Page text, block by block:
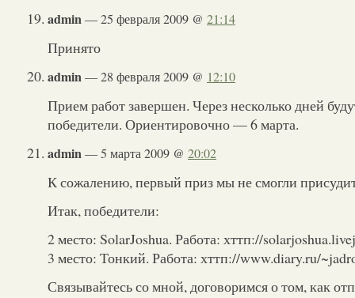
admin— 25 февраля 2009 @ 21:14
Принято
admin— 28 февраля 2009 @ 12:10
Прием работ завершен. Через несколько дней
победители. Ориентировочно — 6 марта.
admin— 5 марта 2009 @ 20:02
К сожалению, первый приз мы не смогли
Итак, победители:
2 место: SolarJoshua. Работа: хттп://
3 место: Тонкий. Работа: хттп://www.diary.ru/
Связывайтесь со мной, договоримся о том, как